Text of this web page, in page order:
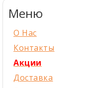
Меню
О Нас
Контакты
Акции
Доставка